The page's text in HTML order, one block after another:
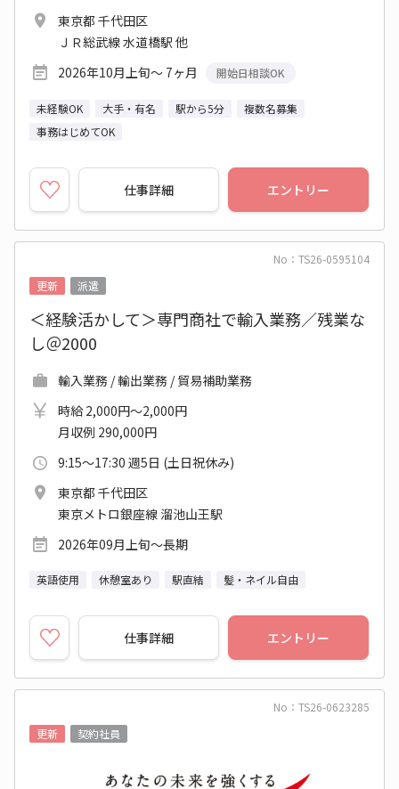
東京都 千代田区
ＪＲ総武線 水道橋駅 他
2026年10月上旬～ 7ヶ月
開始日相談OK
未経験OK 大手・有名 駅から5分
複数名募集
事務はじめてOK
仕事詳細 エントリー
No：TS26-0595104
更新
派遣
＜経験活かして＞専門商社で輸入業務／残業な
し＠2000
輸入業務 / 輸出業務 / 貿易補助業務
時給 2,000円～2,000円
月収例 290,000円
9:15～17:30 週5日 (土日祝休み)
東京都 千代田区
東京メトロ銀座線 溜池山王駅
2026年09月上旬～長期
英語使用 休憩室あり 駅直結 髪・ネイル自由
仕事詳細 エントリー
No：TS26-0623285
更新
契約社員